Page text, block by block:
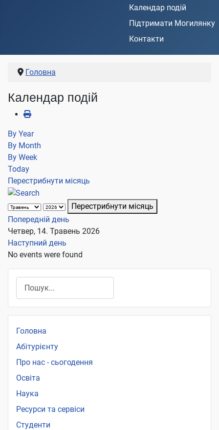
Календар подій
Підтримати Могилянку
Контакти
Головна
Календар подій
By Year
By Month
By Week
Today
Перестрибнути місяць
Перестрибнути місяць
Попередній день
Четвер, 14. Травень 2026
Наступний день
No events were found
Головна
Абітурієнту
Про нас - сьогодення
Освіта
Наука
Ресурси та сервіси
Студенти